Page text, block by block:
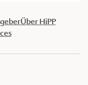
Über HiPP